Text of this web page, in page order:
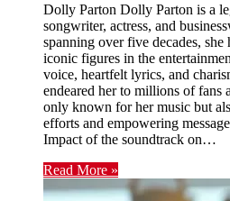
Dolly Parton Dolly Parton is a
songwriter, actress, and
spanning over five decades, she
iconic figures in the
voice, heartfelt lyrics, and
endeared her to millions of fans
only known for her music but
efforts and empowering
Impact of the soundtrack on…
Read More »